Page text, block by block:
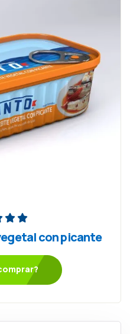
con picante